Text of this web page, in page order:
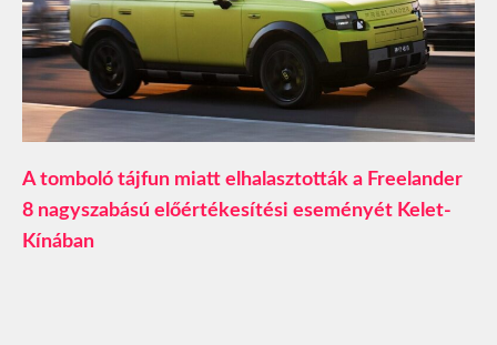
A tomboló tájfun miatt elhalasztották a Freelander
8 nagyszabású előértékesítési eseményét Kelet-
Kínában